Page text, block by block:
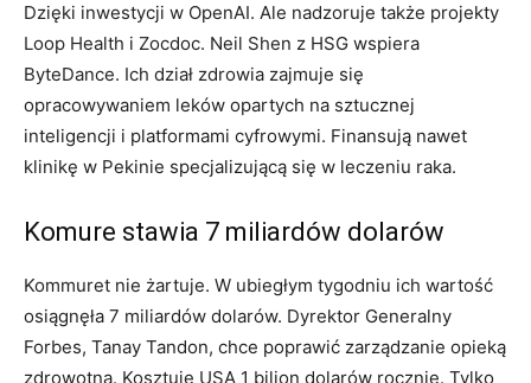
Dzięki inwestycji w OpenAI. Ale nadzoruje także projekty
Loop Health i Zocdoc. Neil Shen z HSG wspiera
ByteDance. Ich dział zdrowia zajmuje się
opracowywaniem leków opartych na sztucznej
inteligencji i platformami cyfrowymi. Finansują nawet
klinikę w Pekinie specjalizującą się w leczeniu raka.
Komure stawia 7 miliardów dolarów
Kommuret nie żartuje. W ubiegłym tygodniu ich wartość
osiągnęła 7 miliardów dolarów. Dyrektor Generalny
Forbes, Tanay Tandon, chce poprawić zarządzanie opieką
zdrowotną. Kosztuje USA 1 bilion dolarów rocznie. Tylko